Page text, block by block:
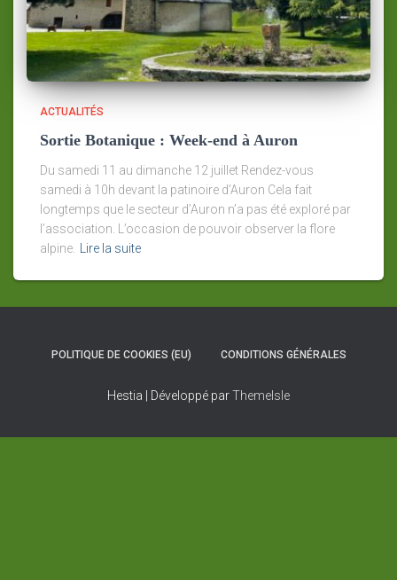
ACTUALITÉS
Sortie Botanique : Week-end à Auron
Du samedi 11 au dimanche 12 juillet Rendez-vous
samedi à 10h devant la patinoire d’Auron Cela fait
longtemps que le secteur d’Auron n’a pas été exploré par
l’association. L’occasion de pouvoir observer la flore
alpine.
Lire la suite
POLITIQUE DE COOKIES (EU) CONDITIONS GÉNÉRALES
Hestia | Développé parThemeIsle